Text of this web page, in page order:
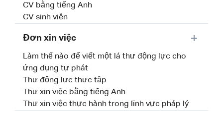
CV bằng tiếng Anh
CV sinh viên
Đơn xin việc
Làm thế nào để viết một lá thư động lực cho
ứng dụng tự phát
Thư động lực thực tập
Thư xin việc bằng tiếng Anh
Thư xin việc thực hành trong lĩnh vực pháp lý